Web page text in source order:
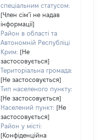
спеціальним статусом:
[Член сімʼї не надав
інформації]
Район в області та
Автономній Республіці
Крим: [Не
застосовується]
Територіальна громада:
[Не застосовується]
Тип населеного пункту:
[Не застосовується]
Населений пункт: [Не
застосовується]
Район у місті:
[Конфіденційна